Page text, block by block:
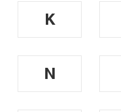
K
N